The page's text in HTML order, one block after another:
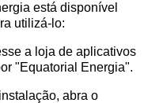
está disponível
utilizá-lo:
a loja de aplicativos
"Equatorial Energia".
abra o